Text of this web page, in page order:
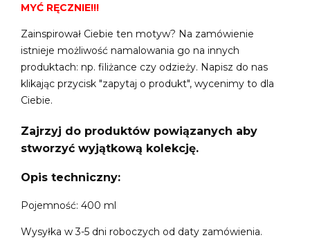
MYĆ RĘCZNIE!!!
Zainspirował Ciebie ten motyw? Na zamówienie
istnieje możliwość namalowania go na innych
produktach: np. filiżance czy odzieży. Napisz do nas
klikając przycisk "zapytaj o produkt", wycenimy to dla
Ciebie.
Zajrzyj do produktów powiązanych aby
stworzyć wyjątkową kolekcję.
Opis techniczny:
Pojemność: 400 ml
Wysyłka w 3-5 dni roboczych od daty zamówienia.